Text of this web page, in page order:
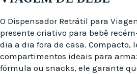
O Dispensador Retrátil para
presente criativo para bebê
dia a dia fora de casa. Compacto,
compartimentos ideais para
fórmula ou snacks, ele garante